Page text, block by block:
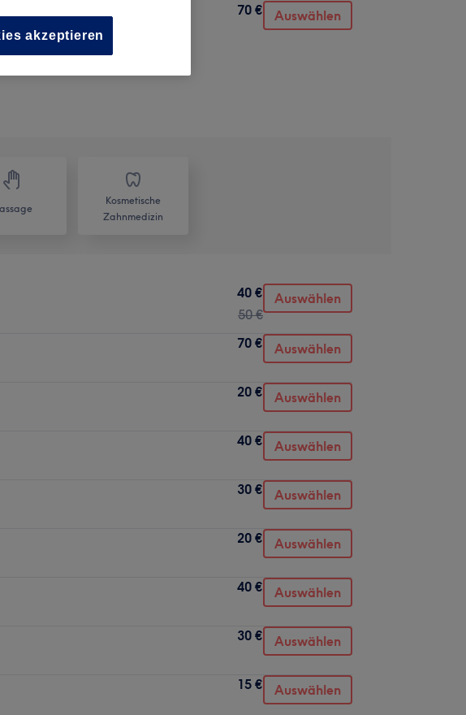
70 € Auswählen
Kosmetische
Zahnmedizin
40 €
50 €
Auswählen
70 € Auswählen
20 € Auswählen
40 € Auswählen
30 € Auswählen
20 € Auswählen
40 € Auswählen
30 € Auswählen
15 € Auswählen
akzeptieren